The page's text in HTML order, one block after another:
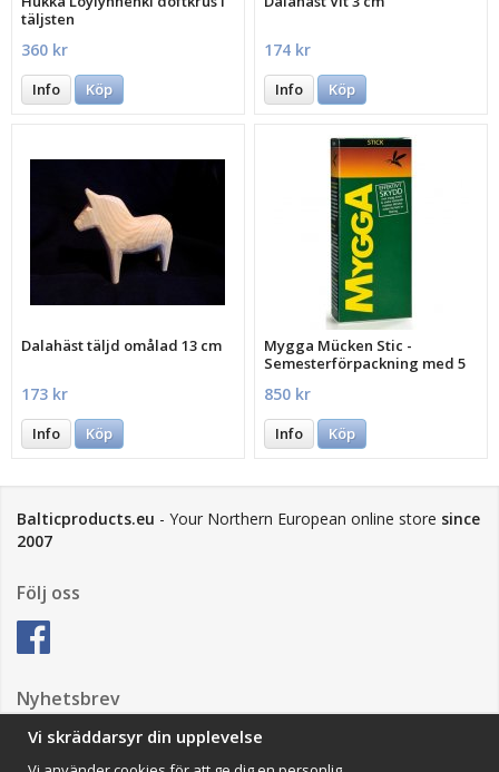
täljsten
360 kr
Info Köp
174 kr
Info Köp
Dalahäst täljd omålad 13 cm
173 kr
Info Köp
Mygga Mücken Stic -
Semesterförpackning med 5
850 kr
Info Köp
Balticproducts.eu - Your Northern European online store since
2007
Följ oss
Nyhetsbrev
Vi skräddarsyr din upplevelse